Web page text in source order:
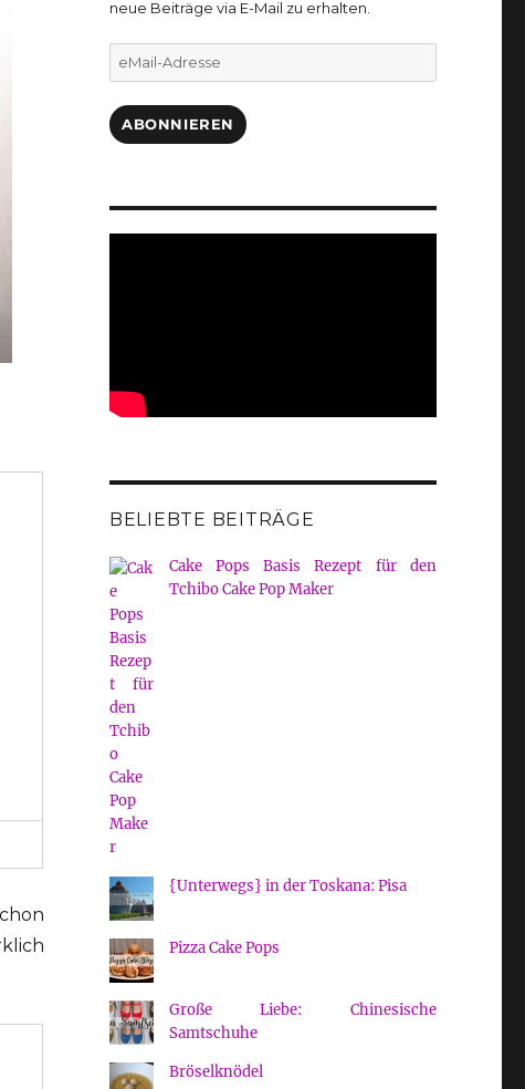
neue Beiträge via E-Mail zu erhalten.
eMail-
ABONNIEREN
BELIEBTE BEITRÄGE
Cake Pops Basis Rezept für den
Tchibo Cake Pop Maker
{Unterwegs} in der Toskana: Pisa
Pizza Cake Pops
Große Liebe: Chinesische
Samtschuhe
Bröselknödel